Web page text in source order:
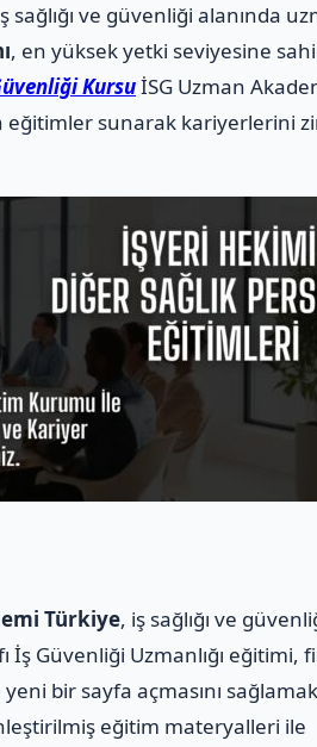
ve güvenliği alanında
, en yüksek yetki seviyesine
KursuİSG Uzman
sunarak kariyerlerini
Türkiye, iş sağlığı ve
Güvenliği Uzmanlığı eğitimi,
bir sayfa açmasını
eğitim materyalleri ile